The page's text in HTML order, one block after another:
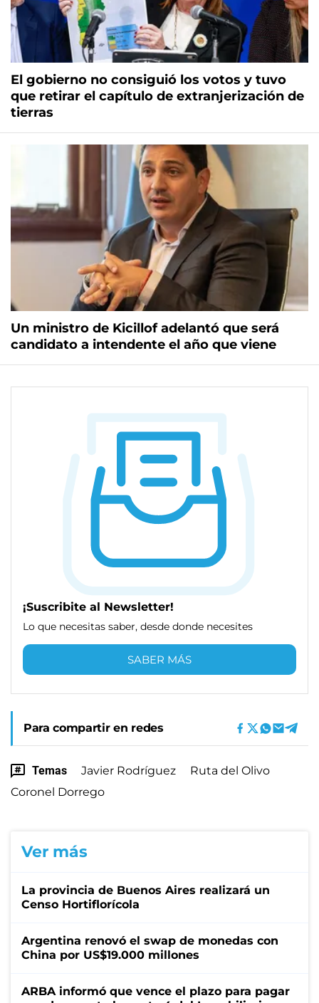
El gobierno no consiguió los votos y tuvo
que retirar el capítulo de extranjerización de
tierras
Un ministro de Kicillof adelantó que será
candidato a intendente el año que viene
¡Suscribite al Newsletter!
Lo que necesitas saber, desde donde necesites
SABER MÁS
Para compartir en redes
Temas Javier Rodríguez
Ruta del Olivo
Coronel Dorrego
Ver más
La provincia de Buenos Aires realizará un
Censo Hortiflorícola
Argentina renovó el swap de monedas con
China por US$19.000 millones
ARBA informó que vence el plazo para pagar